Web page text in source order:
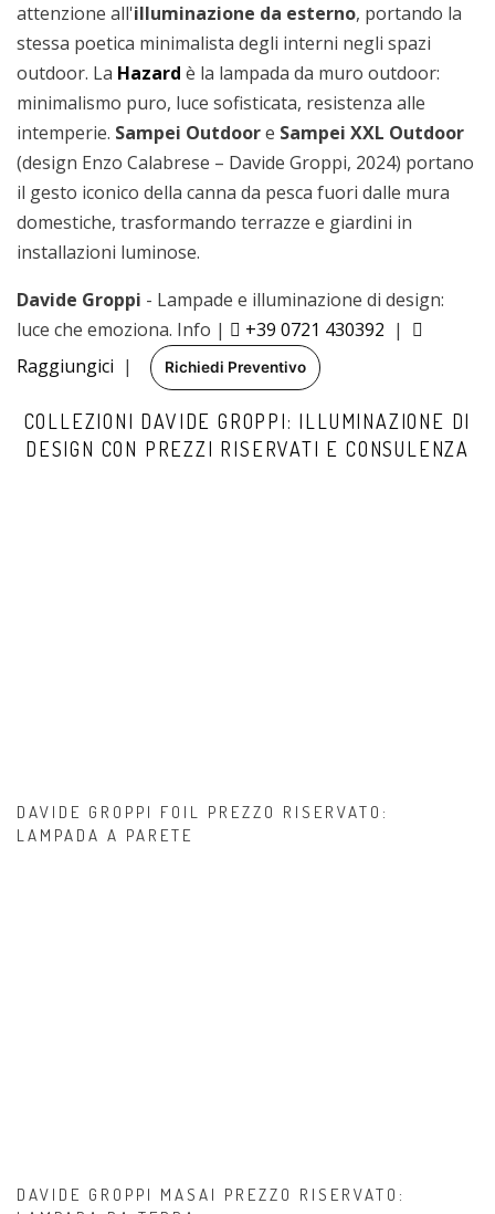
attenzione all'illuminazione da esterno, portando la
stessa poetica minimalista degli interni negli spazi
outdoor. La Hazard è la lampada da muro outdoor:
minimalismo puro, luce sofisticata, resistenza alle
intemperie. Sampei Outdoore Sampei XXL Outdoor
(design Enzo Calabrese – Davide Groppi, 2024) portano
il gesto iconico della canna da pesca fuori dalle mura
domestiche, trasformando terrazze e giardini in
installazioni luminose.
Davide Groppi - Lampade e illuminazione di design:
luce che emoziona. Info |
+39 0721 430392 |
Raggiungici | Richiedi Preventivo
COLLEZIONI DAVIDE GROPPI: ILLUMINAZIONE DI
DESIGN CON PREZZI RISERVATI E CONSULENZA
DAVIDE GROPPI FOIL PREZZO RISERVATO:
LAMPADA A PARETE
DAVIDE GROPPI MASAI PREZZO RISERVATO: